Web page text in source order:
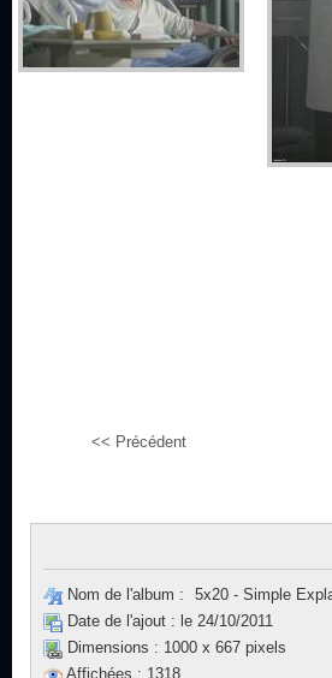
<< Précédent
Nom de l'album :
5x20 - Simple
Date de l'ajout : le 24/10/2011
Dimensions : 1000 x 667 pixels
Affichées : 1318